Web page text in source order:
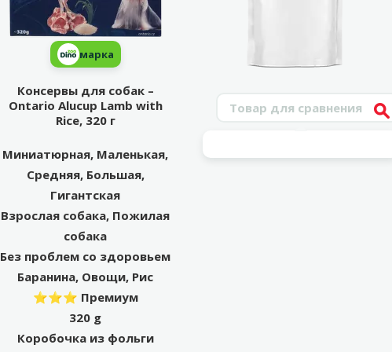
марка
Консервы для собак –
Ontario Alucup Lamb with
Rice, 320 г
Миниатюрная, Маленькая,
Средняя, Большая,
Гигантская
Взрослая собака, Пожилая
собака
Без проблем со здоровьем
Баранина, Овощи, Рис
⭐⭐⭐ Премиум
320 g
Коробочка из фольги